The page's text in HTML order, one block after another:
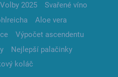
Volby 2025
Svařené víno
Aloe vera
Výpočet ascendentu
Nejlepší palačinky
koláč